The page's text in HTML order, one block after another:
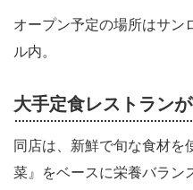
オープン予定の場所はサン
ル内。
大手定食レストラン
同店は、新鮮で旬な食材を
菜』をベースに栄養バラン